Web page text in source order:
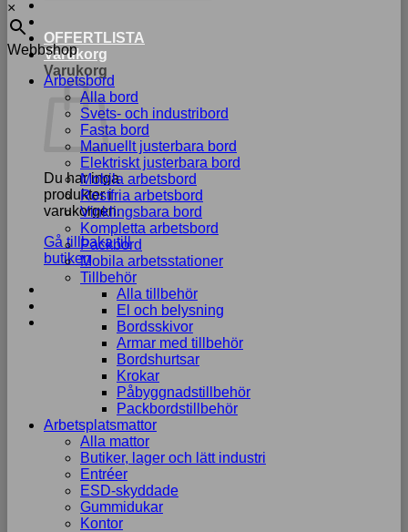
OFFERTLISTA
Varukorg
Varukorg
Du har inga
produkter i
varukorgen.
Gå tillbaka till
butiken
×
Webbshop
Arbetsbord
Alla bord
Svets- och industribord
Fasta bord
Manuellt justerbara bord
Elektriskt justerbara bord
Mobila arbetsbord
Rostfria arbetsbord
Vinklingsbara bord
Kompletta arbetsbord
Packbord
Mobila arbetsstationer
Tillbehör
Alla tillbehör
El och belysning
Bordsskivor
Armar med tillbehör
Bordshurtsar
Krokar
Påbyggnadstillbehör
Packbordstillbehör
Arbetsplatsmattor
Alla mattor
Butiker, lager och lätt industri
Entréer
ESD-skyddade
Gummidukar
Kontor